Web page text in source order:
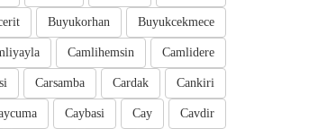
Buyukcekmece
Buyukorhan
Camlidere
Camlihemsin
Cankiri
Cardak
Carsamba
Cavdir
Cay
Caybasi